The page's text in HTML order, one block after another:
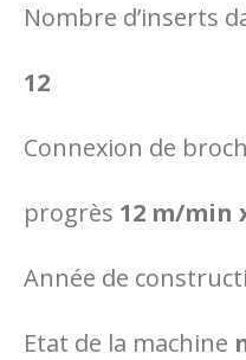
Nombre d’inserts
12
Connexion de
progrès 12 m/min
Année de
Etat de la machine